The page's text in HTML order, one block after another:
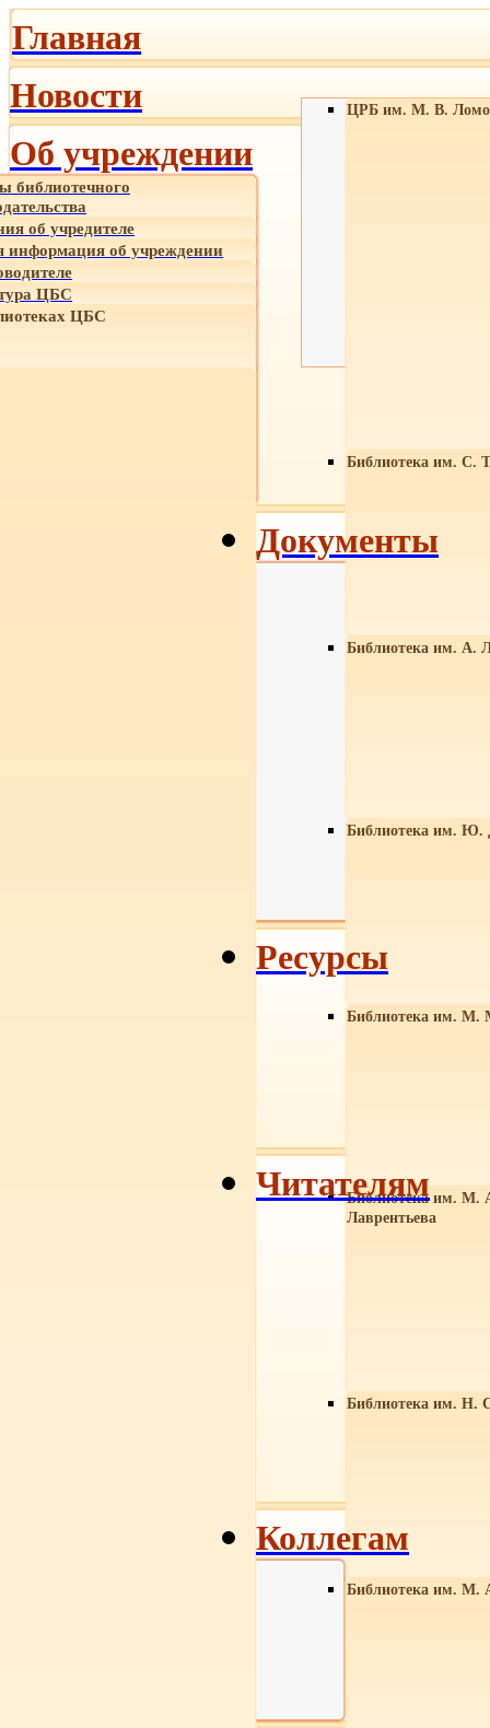
Главная
Новости
Об учреждении
библиотечного
об учредителе
об учреждении
ЦБС
ЦБС
ЦРБ им. М. В.
Библиотека им. С.
Библиотека им. А.
Библиотека им. Ю.
Библиотека им. М.
Библиотека им. М.
Лаврентьева
Библиотека им. Н.
Библиотека им. М.
Документы
Ресурсы
Читателям
Коллегам